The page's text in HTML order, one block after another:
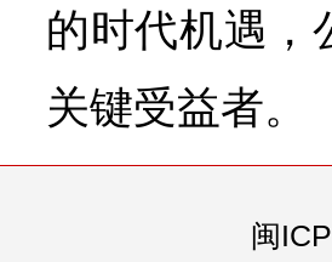
的时代机遇，
关键受益者。
闽